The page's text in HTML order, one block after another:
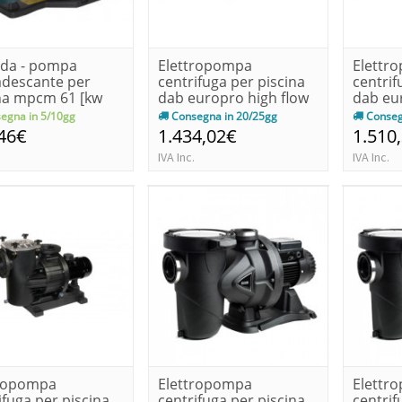
- pompa
per
mpcm 61 [kw
hp]...in 5/10gg
Elettropompa
centrifuga per piscina
dab europro high flow
350t kw...
Consegna in 20/25gg
1.434,02€
IVA Inc.
dab
400t
IVA Inc.
Elettropompa